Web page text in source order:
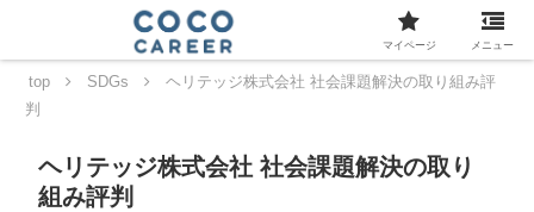
top SDGs
ヘリテッジ株式会社 社会課題解決の取り組み評
判
ヘリテッジ株式会社 社会課題解決の取り
組み評判
マイページ メニュー